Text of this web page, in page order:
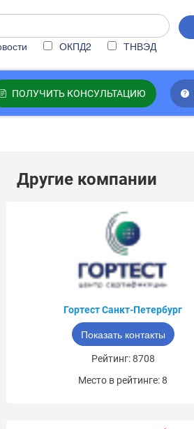
ОКПД2 ТНВЭД
ПОЛУЧИТЬ КОНСУЛЬТАЦИЮ
Другие компании
Гортест Санкт-Петербург
Показать контакты
Рейтинг: 8708
Место в рейтинге: 8